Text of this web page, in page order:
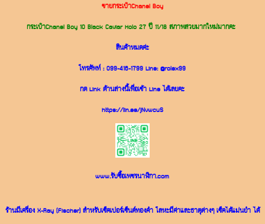
ขายกระเป๋าChanel Boy
กระเป๋าChanel Boy 10 Black Caviar Holo 27 ปี 11/18 สภาพสวยมากใหม่มากคะ
สินค้าหมดค่ะ
โทรศัพท์ :099-416-1799 Line:@rolex99
กด Link ด้านล่างนี้เพื่อเข้า Line ได้เลยคะ
https://lin.ee/jNvwcuS
www.รับซื้อเพชรนาฬิกา.com
ร้านมีเครื่อง X-Ray (Fischer) สำหรับเช็คเปอร์เซ็นต์ทองคำ โลหะมีค่าและธาตุต่างๆ เช็คได้แม่นยำ ได้